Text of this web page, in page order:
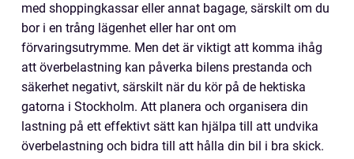
med shoppingkassar eller annat bagage, särskilt om du
bor i en trång lägenhet eller har ont om
förvaringsutrymme. Men det är viktigt att komma ihåg
att överbelastning kan påverka bilens prestanda och
säkerhet negativt, särskilt när du kör på de hektiska
gatorna i Stockholm. Att planera och organisera din
lastning på ett effektivt sätt kan hjälpa till att undvika
överbelastning och bidra till att hålla din bil i bra skick.